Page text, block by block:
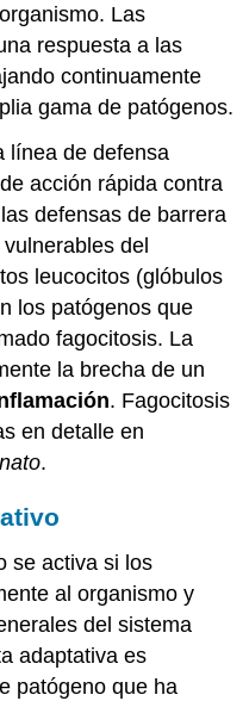
Las
respuesta a las
continuamente
gama de patógenos.
línea de defensa
acción rápida contra
defensas de barrera
del
leucocitos (glóbulos
los patógenos que
fagocitosis. La
la brecha de un
. Fagocitosis
en detalle en
.
se activa si los
al organismo y
del sistema
adaptativa es
patógeno que ha